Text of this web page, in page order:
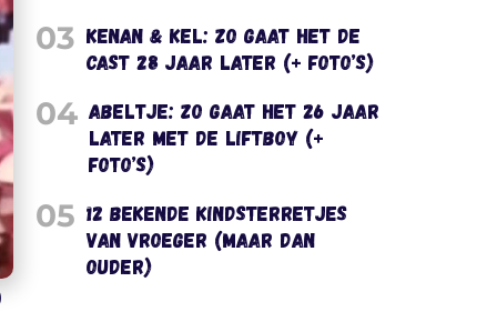
03 Kenan & Kel: zo gaat het de
cast 28 jaar later (+ foto’s)
04 Abeltje: zo gaat het 26 jaar
later met de liftboy (+
foto’s)
05 12 bekende kindsterretjes
van vroeger (maar dan
ouder)